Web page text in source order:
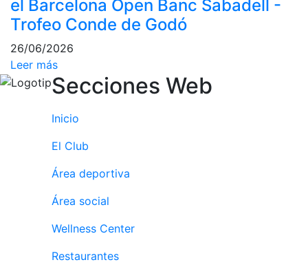
Bar Piscina
Patrocinio
Patrocinadores
la Revista
Ventajas
sociales
¿Quieres ser
del Club?
Noticias
Inscripciones
el Barcelona Open Banc Sabadell -
Trofeo Conde de Godó
26/06/2026
Leer más
Secciones Web
Inicio
El Club
Área deportiva
Área social
Wellness Center
Restaurantes